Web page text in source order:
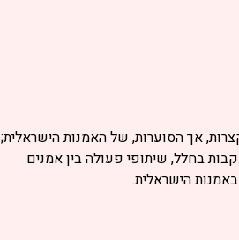
אך הסוערות, של האמנות הישראלית;
בחלל, שיתופי פעולה בין אמנים
באמנות הישראלית.